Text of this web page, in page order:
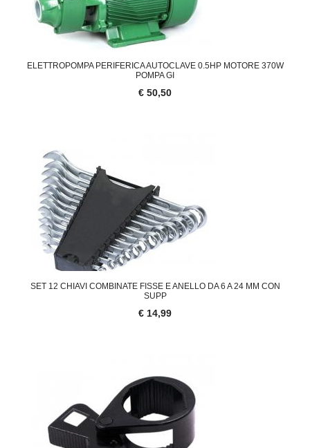
ELETTROPOMPA PERIFERICA AUTOCLAVE 0.5HP MOTORE 370W
POMPA GI
€ 50,50
SET 12 CHIAVI COMBINATE FISSE E ANELLO DA 6 A 24 MM CON
SUPP
€ 14,99